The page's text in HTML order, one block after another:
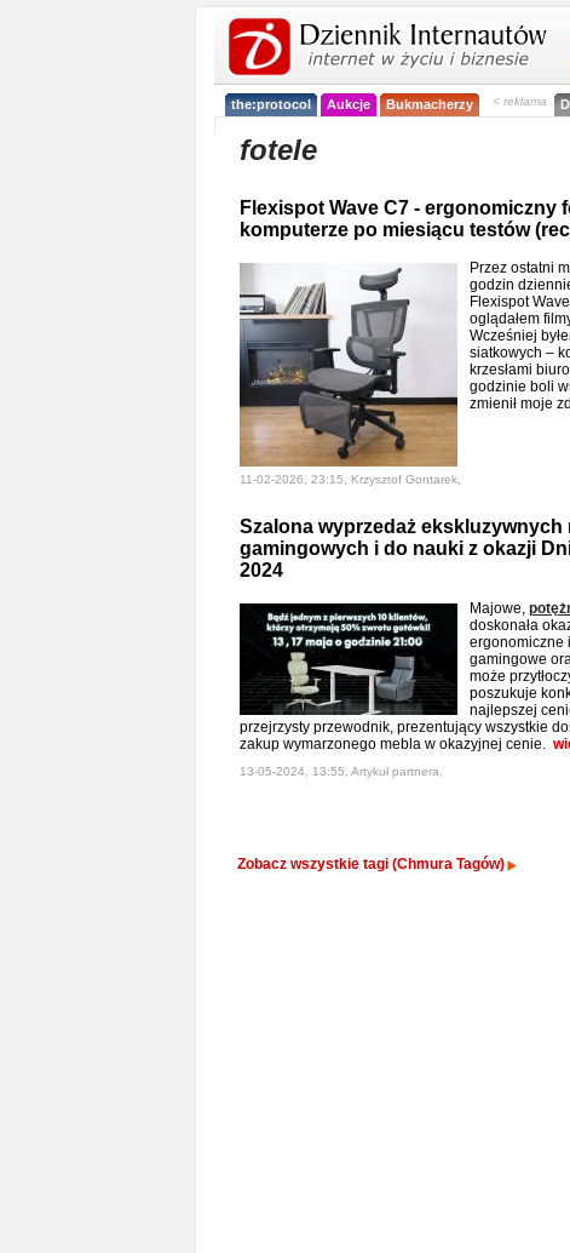
the:protocol Aukcje Bukmacherzy < reklama
fotele
Flexispot Wave C7 - ergonomiczny
komputerze po miesiącu testów
Przez ostatni
godzin
Flexispot
oglądałem
Wcześniej
siatkowych –
krzesłami
godzinie boli
zmienił moje
11-02-2026, 23:15, Krzysztof Gontarek,
Szalona wyprzedaż ekskluzywnych
gamingowych i do nauki z okazji
2024
Majowe,
doskonała
ergonomiczne
gamingowe
może
poszukuje
najlepszej
przejrzysty przewodnik, prezentujący wszystkie
zakup wymarzonego mebla w okazyjnej cenie.
13-05-2024, 13:55, Artykuł partnera,
Zobacz wszystkie tagi (Chmura Tagów)